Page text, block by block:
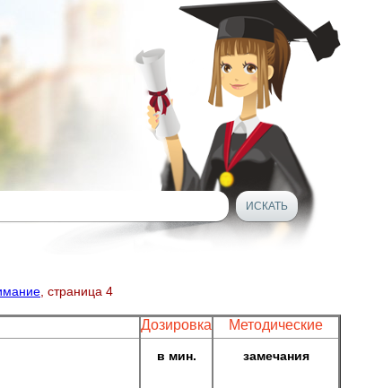
, страница 4
Дозировка
в мин.
Методические
замечания